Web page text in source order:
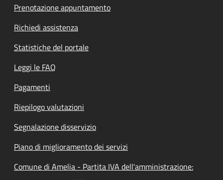
Prenotazione appuntamento
Richiedi assistenza
Statistiche del portale
Leggi le FAQ
Pagamenti
Riepilogo valutazioni
Segnalazione disservizio
Piano di miglioramento dei servizi
Comune di Amelia - Partita IVA dell'amministrazione: